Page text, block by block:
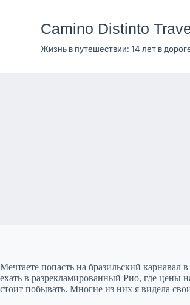
Camino Distinto
Жизнь в путешествии: 14 лет в
Мечтаете попасть на бразильский
ехать в разрекламированный Рио, где цены
стоит побывать. Многие из них я видела